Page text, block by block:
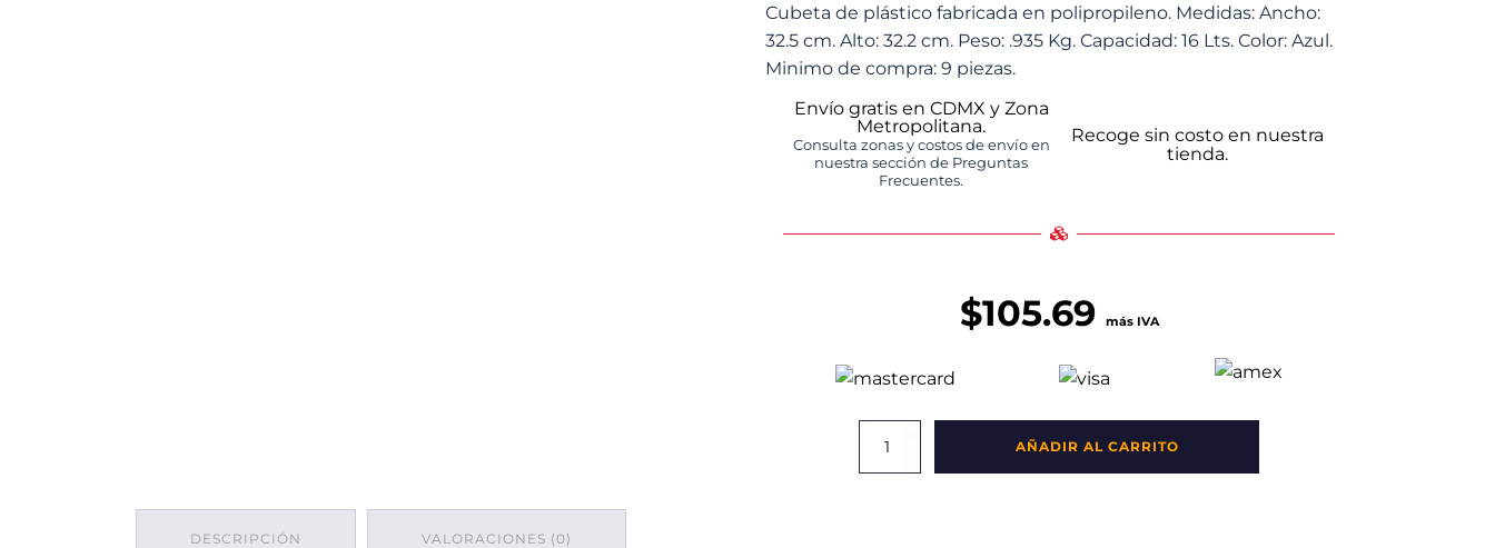
Cubeta de plástico fabricada en polipropileno. Medidas: Ancho:
32.5 cm. Alto: 32.2 cm. Peso: .935 Kg. Capacidad: 16 Lts. Color: Azul.
Minimo de compra: 9 piezas.
Envío gratis en CDMX y Zona
Metropolitana.
Consulta zonas y costos de envío en
nuestra sección de Preguntas
Frecuentes.
Recoge sin costo en nuestra
tienda.
$105.69 más IVA
Cubeta
AÑADIR AL CARRITO
DESCRIPCIÓN VALORACIONES (0)